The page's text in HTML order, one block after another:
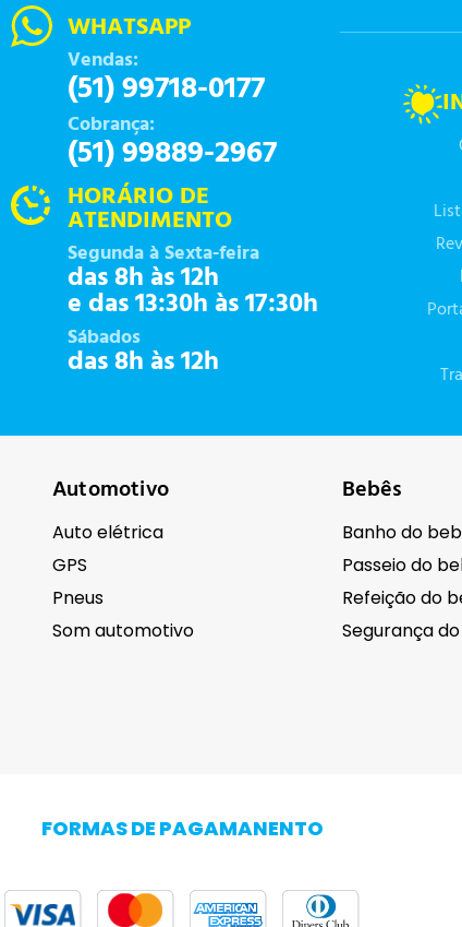
WHATSAPP
Vendas:
(51) 99718-0177
Cobrança:
(51) 99889-2967
HORÁRIO DE
ATENDIMENTO
Segunda à Sexta-feira
das 8h às 12h
e das 13:30h às 17:30h
Sábados
das 8h às 12h
Automotivo
Auto elétrica
GPS
Pneus
Som automotivo
Bebês
Banho do
Passeio do
Refeição do
Segurança
Higiene
FORMAS DE PAGAMANENTO